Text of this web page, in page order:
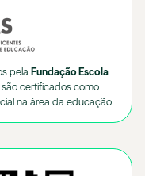
pela Fundação Escola
, são certificados como
na área da educação.